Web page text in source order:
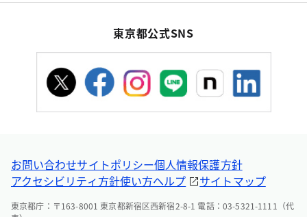
東京都公式SNS
お問い合わせサイトポリシー個人情報保護方針
アクセシビリティ方針使い方ヘルプ サイトマップ
東京都庁：〒163-8001 東京都新宿区西新宿2-8-1 電話：03-5321-1111（代